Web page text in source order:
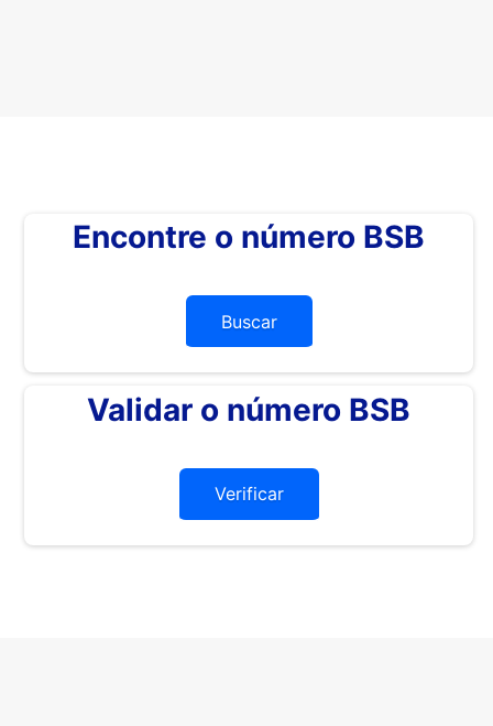
Encontre o número BSB
Buscar
Validar o número BSB
Verificar